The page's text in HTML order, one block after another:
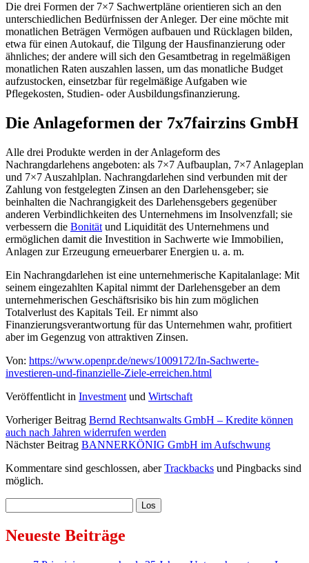
Die drei Formen der 7×7 Sachwertpläne orientieren sich an den
unterschiedlichen Bedürfnissen der Anleger. Der eine möchte mit
monatlichen Beträgen Vermögen aufbauen und Rücklagen bilden,
etwa für einen Autokauf, die Tilgung der Hausfinanzierung oder
ähnliches; der andere will sich den Gesamtbetrag in regelmäßigen
monatlichen Raten auszahlen lassen, um das monatliche Budget
aufzustocken, einsetzbar für regelmäßige Aufgaben wie
Pflegekosten, Studien- oder Ausbildungsfinanzierung.
Die Anlageformen der 7x7fairzins GmbH
Alle drei Produkte werden in der Anlageform des
Nachrangdarlehens angeboten: als 7×7 Aufbauplan, 7×7 Anlageplan
und 7×7 Auszahlplan. Nachrangdarlehen sind verbunden mit der
Zahlung von festgelegten Zinsen an den Darlehensgeber; sie
beinhalten die Nachrangigkeit des Darlehensgebers gegenüber
anderen Verbindlichkeiten des Unternehmens im Insolvenzfall; sie
verbessern die Bonität und Liquidität des Unternehmens und
ermöglichen damit die Investition in Sachwerte wie Immobilien,
Anlagen zur Erzeugung erneuerbarer Energien u. a. m.
Ein Nachrangdarlehen ist eine unternehmerische Kapitalanlage: Mit
seinem eingezahlten Kapital nimmt der Darlehensgeber an dem
unternehmerischen Geschäftsrisiko bis hin zum möglichen
Totalverlust des Kapitals Teil. Er nimmt also
Finanzierungsverantwortung für das Unternehmen wahr, profitiert
aber im Gegenzug von attraktiven Zinsen.
Von: https://www.openpr.de/news/1009172/In-Sachwerte-
investieren-und-finanzielle-Ziele-erreichen.html
Veröffentlicht in Investment und Wirtschaft
Vorheriger Beitrag Bernd Rechtsanwalts GmbH – Kredite können
auch nach Jahren widerrufen werden
Nächster Beitrag BANNERKÖNIG GmbH im Aufschwung
Kommentare sind geschlossen, aberTrackbacks und Pingbacks sind
möglich.
Neueste Beiträge